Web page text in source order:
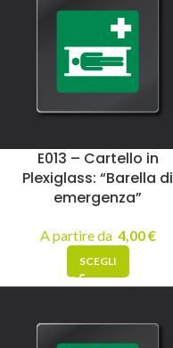
E013 – Cartello in
Plexiglass: “Barella di
emergenza”
A partire da 4,00€
SCEGLI